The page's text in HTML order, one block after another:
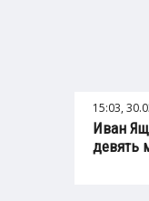
15:03,
Иван
девять